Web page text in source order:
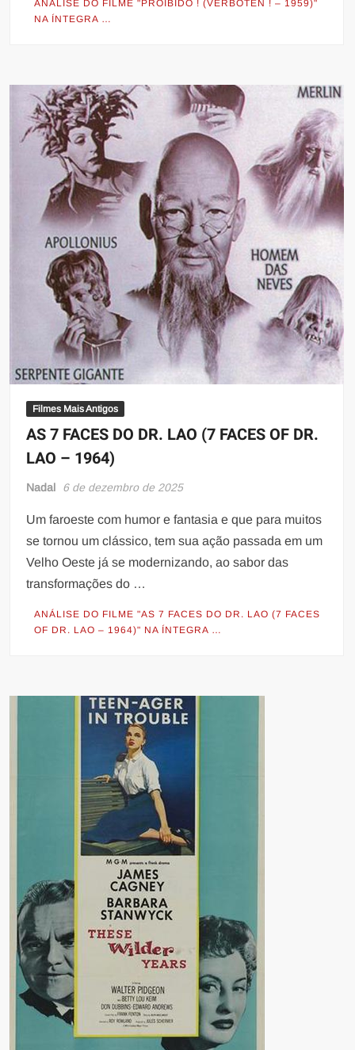
ANÁLISE DO FILME "PROIBIDO ! (VERBOTEN ! – 1959)"
NA ÍNTEGRA …
Filmes Mais Antigos
AS 7 FACES DO DR. LAO (7 FACES OF DR.
LAO – 1964)
Nadal 6 de dezembro de 2025
Um faroeste com humor e fantasia e que para muitos
se tornou um clássico, tem sua ação passada em um
Velho Oeste já se modernizando, ao sabor das
transformações do …
ANÁLISE DO FILME "AS 7 FACES DO DR. LAO (7 FACES
OF DR. LAO – 1964)" NA ÍNTEGRA …